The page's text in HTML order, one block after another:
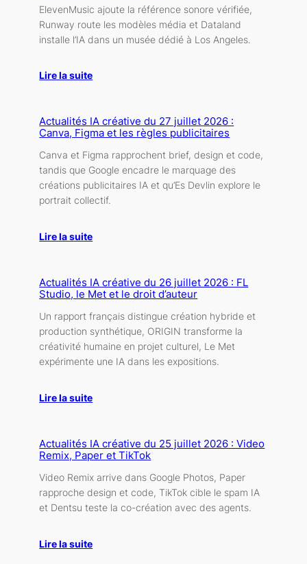
ElevenMusic ajoute la référence sonore vérifiée,
Runway route les modèles média et Dataland
installe l’IA dans un musée dédié à Los Angeles.
Lire la suite
Actualités IA créative du 27 juillet 2026 :
Canva, Figma et les règles publicitaires
Canva et Figma rapprochent brief, design et code,
tandis que Google encadre le marquage des
créations publicitaires IA et qu’Es Devlin explore le
portrait collectif.
Lire la suite
Actualités IA créative du 26 juillet 2026 : FL
Studio, le Met et le droit d’auteur
Un rapport français distingue création hybride et
production synthétique, ORIGIN transforme la
créativité humaine en projet culturel, Le Met
expérimente une IA dans les expositions.
Lire la suite
Actualités IA créative du 25 juillet 2026 : Video
Remix, Paper et TikTok
Video Remix arrive dans Google Photos, Paper
rapproche design et code, TikTok cible le spam IA
et Dentsu teste la co-création avec des agents.
Lire la suite